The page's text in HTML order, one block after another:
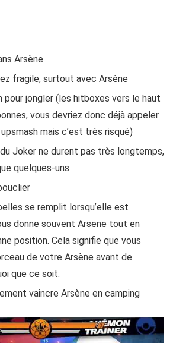
Arsène
fragile, surtout avec Arsène
pour jongler (les hitboxes vers le haut
vous devriez donc déjà appeler
upsmash mais c’est très risqué)
Joker ne durent pas très longtemps,
quelques-uns
se remplit lorsqu’elle est
donne souvent Arsene tout en
position. Cela signifie que vous
de votre Arsène avant de
que ce soit.
vaincre Arsène en camping